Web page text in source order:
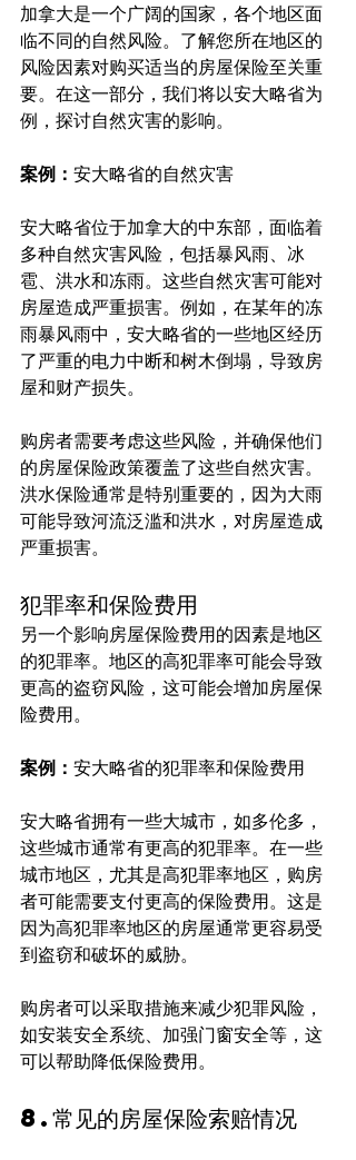
加拿大是一个广阔的国家，各个地区面
临不同的自然风险。了解您所在地区的
风险因素对购买适当的房屋保险至关重
要。在这一部分，我们将以安大略省为
例，探讨自然灾害的影响。
案例： 安大略省的自然灾害
安大略省位于加拿大的中东部，面临着
多种自然灾害风险，包括暴风雨、冰
雹、洪水和冻雨。这些自然灾害可能对
房屋造成严重损害。例如，在某年的冻
雨暴风雨中，安大略省的一些地区经历
了严重的电力中断和树木倒塌，导致房
屋和财产损失。
购房者需要考虑这些风险，并确保他们
的房屋保险政策覆盖了这些自然灾害。
洪水保险通常是特别重要的，因为大雨
可能导致河流泛滥和洪水，对房屋造成
严重损害。
犯罪率和保险费用
另一个影响房屋保险费用的因素是地区
的犯罪率。地区的高犯罪率可能会导致
更高的盗窃风险，这可能会增加房屋保
险费用。
案例： 安大略省的犯罪率和保险费用
安大略省拥有一些大城市，如多伦多，
这些城市通常有更高的犯罪率。在一些
城市地区，尤其是高犯罪率地区，购房
者可能需要支付更高的保险费用。这是
因为高犯罪率地区的房屋通常更容易受
到盗窃和破坏的威胁。
购房者可以采取措施来减少犯罪风险，
如安装安全系统、加强门窗安全等，这
可以帮助降低保险费用。
8.常见的房屋保险索赔情况